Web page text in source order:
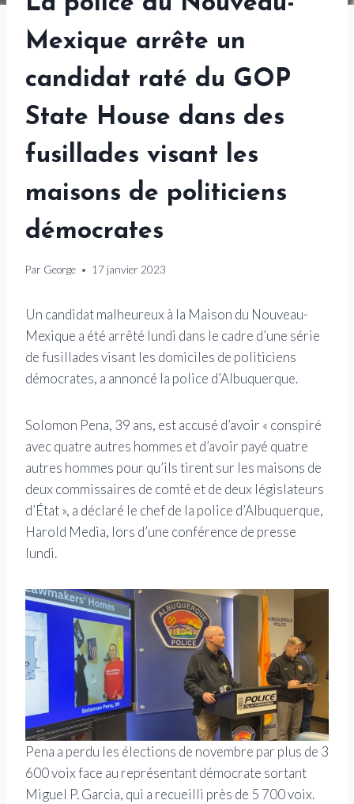
Mexique arrête un
candidat raté du GOP
State House dans des
fusillades visant les
maisons de politiciens
démocrates
Par George 17 janvier 2023
Un candidat malheureux à la Maison du Nouveau-
Mexique a été arrêté lundi dans le cadre d’une série
de fusillades visant les domiciles de politiciens
démocrates, a annoncé la police d’Albuquerque.
Solomon Pena, 39 ans, est accusé d’avoir « conspiré
avec quatre autres hommes et d’avoir payé quatre
autres hommes pour qu’ils tirent sur les maisons de
deux commissaires de comté et de deux législateurs
d’État », a déclaré le chef de la police d’Albuquerque,
Harold Media, lors d’une conférence de presse
lundi.
Pena a perdu les élections de novembre par plus de 3
600 voix face au représentant démocrate sortant
Miguel P. Garcia, qui a recueilli près de 5 700 voix.